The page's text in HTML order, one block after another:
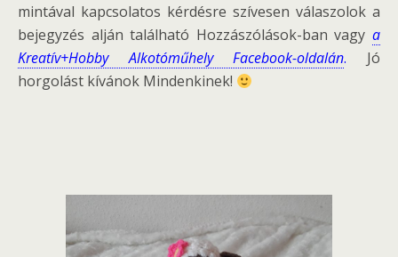
mintával kapcsolatos kérdésre szívesen válaszolok a
bejegyzés alján található Hozzászólások-ban vagy a
Kreatív+Hobby Alkotóműhely Facebook-oldalán. Jó
horgolást kívánok Mindenkinek!